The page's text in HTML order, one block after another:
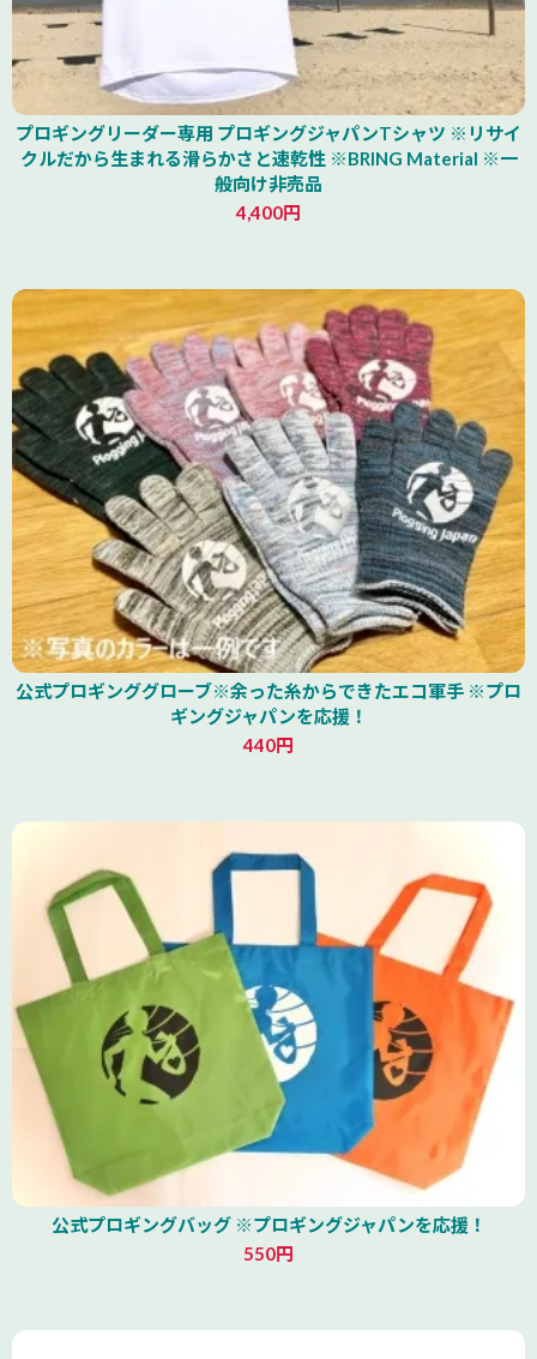
プロギングリーダー専用 プロギングジャパンTシャツ ※リサイ
クルだから生まれる滑らかさと速乾性 ※BRING Material ※一
般向け非売品
4,400円
公式プロギンググローブ※余った糸からできたエコ軍手 ※プロ
ギングジャパンを応援！
440円
公式プロギングバッグ ※プロギングジャパンを応援！
550円